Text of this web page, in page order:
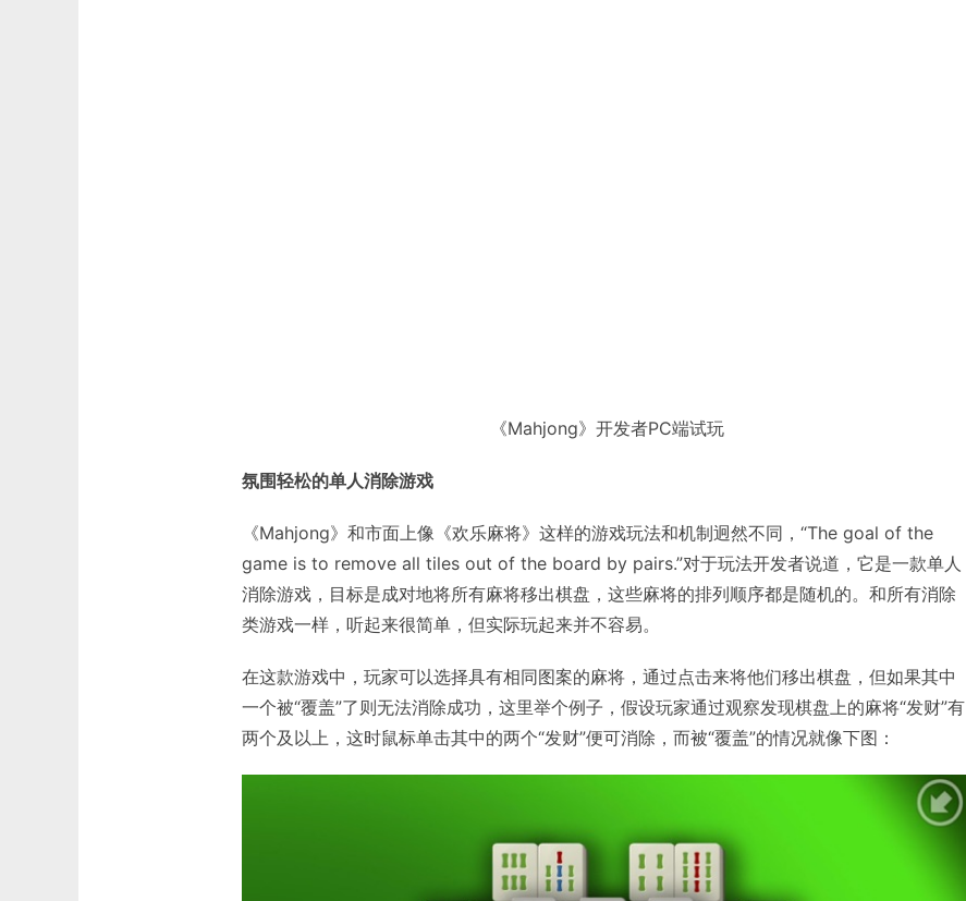
《Mahjong》开发者PC端试玩
氛围轻松的单人消除游戏
《Mahjong》和市面上像《欢乐麻将》这样的游戏玩法和机制迥然不同，“The goal of the
game is to remove all tiles out of the board by pairs.”对于玩法开发者说道，它是一款单人
消除游戏，目标是成对地将所有麻将移出棋盘，这些麻将的排列顺序都是随机的。和所有消除
类游戏一样，听起来很简单，但实际玩起来并不容易。
在这款游戏中，玩家可以选择具有相同图案的麻将，通过点击来将他们移出棋盘，但如果其中
一个被“覆盖”了则无法消除成功，这里举个例子，假设玩家通过观察发现棋盘上的麻将“发财”有
两个及以上，这时鼠标单击其中的两个“发财”便可消除，而被“覆盖”的情况就像下图：